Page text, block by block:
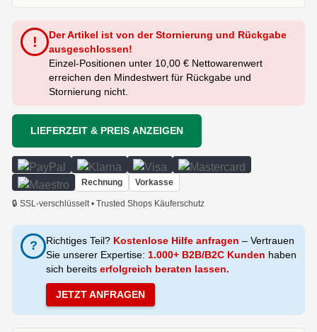
!
Der Artikel ist von der Stornierung und Rückgabe
ausgeschlossen!
Einzel-Positionen unter 10,00 € Nettowarenwert
erreichen den Mindestwert für Rückgabe und
Stornierung nicht.
LIEFERZEIT & PREIS ANZEIGEN
Rechnung Vorkasse
🔒 SSL-verschlüsselt • Trusted Shops Käuferschutz
? Richtiges Teil? Kostenlose Hilfe anfragen – Vertrauen
Sie unserer Expertise: 1.000+ B2B/B2C Kunden haben
sich bereits erfolgreich beraten lassen.
JETZT ANFRAGEN